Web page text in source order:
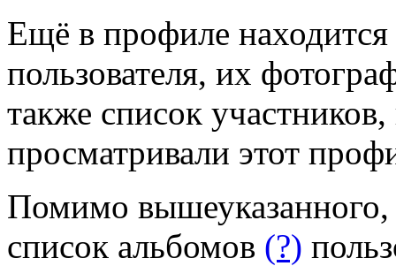
Ещё в профиле
пользователя, их
также список
просматривали этот
Помимо вышеуказанного,
список альбомов (?)